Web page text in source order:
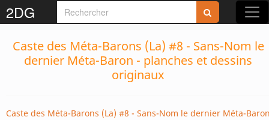
2DG
Caste des Méta-Barons (La) #8 - Sans-Nom le
dernier Méta-Baron - planches et dessins
originaux
Caste des Méta-Barons (La) #8 - Sans-Nom le dernier Méta-